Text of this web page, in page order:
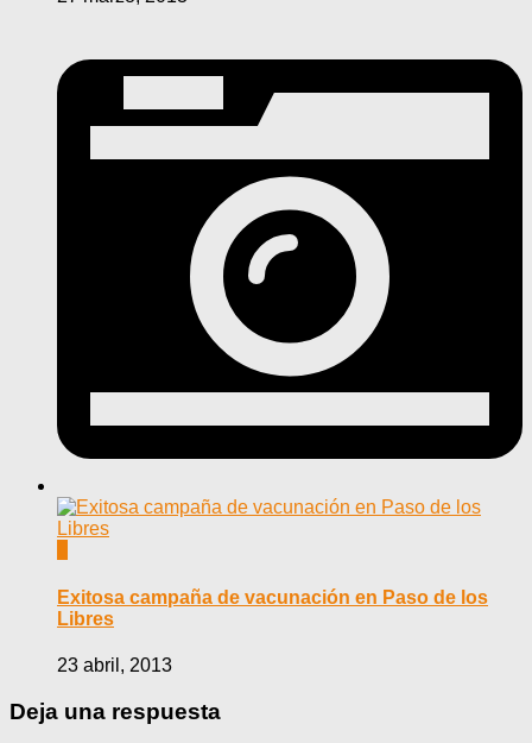
Exitosa campaña de vacunación en Paso de los
Libres
23 abril, 2013
Deja una respuesta